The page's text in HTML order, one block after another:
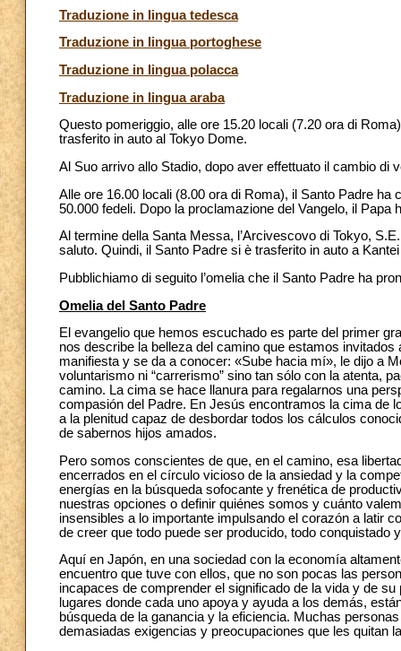
Traduzione in lingua tedesca
Traduzione in lingua portoghese
Traduzione in lingua polacca
Traduzione in lingua araba
Questo pomeriggio, alle ore 15.20 locali (7.20 ora di
trasferito in auto al Tokyo Dome.
Al Suo arrivo allo Stadio, dopo aver effettuato il cambio di
Alle ore 16.00 locali (8.00 ora di Roma), il Santo Padre
50.000 fedeli. Dopo la proclamazione del Vangelo, il Papa
Al termine della Santa Messa, l’Arcivescovo di Tokyo,
saluto. Quindi, il Santo Padre si è trasferito in auto a
Pubblichiamo di seguito l’omelia che il Santo Padre ha
Omelia del Santo Padre
El evangelio que hemos escuchado es parte del primer
nos describe la belleza del camino que estamos
manifiesta y se da a conocer: «Sube hacia mí», le dijo a
voluntarismo ni “carrerismo” sino tan sólo con la atenta,
camino. La cima se hace llanura para regalarnos una
compasión del Padre. En Jesús encontramos la cima de
a la plenitud capaz de desbordar todos los cálculos
de sabernos hijos amados.
Pero somos conscientes de que, en el camino, esa
encerrados en el círculo vicioso de la ansiedad y la
energías en la búsqueda sofocante y frenética de
nuestras opciones o definir quiénes somos y cuánto
insensibles a lo importante impulsando el corazón a latir
de creer que todo puede ser producido, todo conquistado
Aquí en Japón, en una sociedad con la economía
encuentro que tuve con ellos, que no son pocas las
incapaces de comprender el significado de la vida y de
lugares donde cada uno apoya y ayuda a los demás,
búsqueda de la ganancia y la eficiencia. Muchas
demasiadas exigencias y preocupaciones que les quitan